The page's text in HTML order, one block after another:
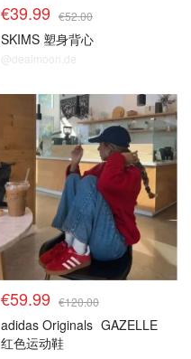
€39.99 €52.00
SKIMS 塑身背心
@dealmoon.de
€59.99 €120.00
adidas Originals GAZELLE
红色运动鞋